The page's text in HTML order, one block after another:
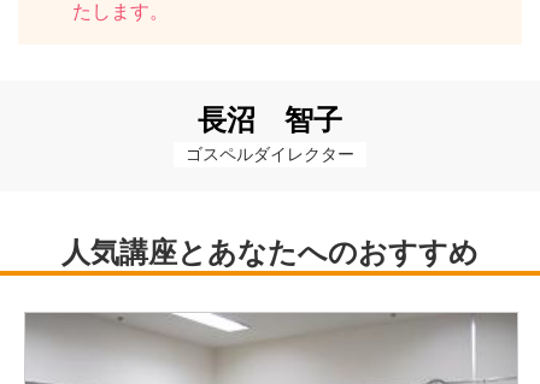
たします。
長沼 智子
ゴスペルダイレクター